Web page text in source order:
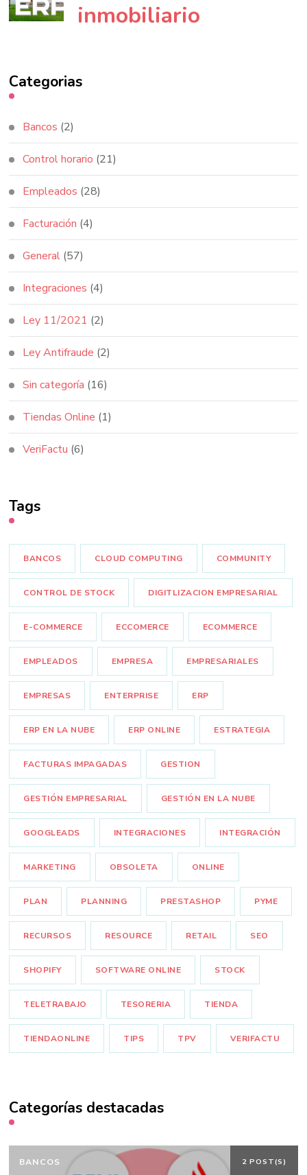
inmobiliario
Categorias
Bancos (2)
Control horario (21)
Empleados (28)
Facturación (4)
General (57)
Integraciones (4)
Ley 11/2021 (2)
Ley Antifraude (2)
Sin categoría (16)
Tiendas Online (1)
VeriFactu (6)
Tags
BANCOS CLOUD COMPUTING COMMUNITY
CONTROL DE STOCK DIGITLIZACION EMPRESARIAL
E-COMMERCE ECCOMERCE ECOMMERCE
EMPLEADOS EMPRESA EMPRESARIALES
EMPRESAS ENTERPRISE ERP
ERP EN LA NUBE ERP ONLINE ESTRATEGIA
FACTURAS IMPAGADAS GESTION
GESTIÓN EMPRESARIAL GESTIÓN EN LA NUBE
GOOGLEADS INTEGRACIONES INTEGRACIÓN
MARKETING OBSOLETA ONLINE
PLAN PLANNING PRESTASHOP PYME
RECURSOS RESOURCE RETAIL SEO
SHOPIFY SOFTWARE ONLINE STOCK
TELETRABAJO TESORERIA TIENDA
TIENDAONLINE TIPS TPV VERIFACTU
Categorías destacadas
BANCOS 2 POST(S)